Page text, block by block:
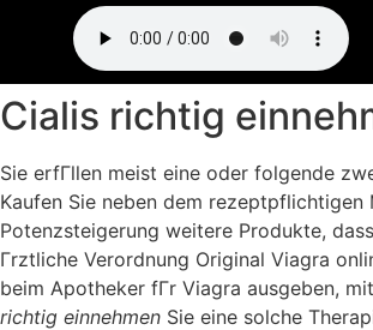
Cialis richtig
Sie erfГllen meist eine oder folgende
Kaufen Sie neben dem rezeptpflichtigen
Potenzsteigerung weitere Produkte,
Гrztliche Verordnung Original Viagra
beim Apotheker fГr Viagra ausgeben,
richtig einnehmen Sie eine solche